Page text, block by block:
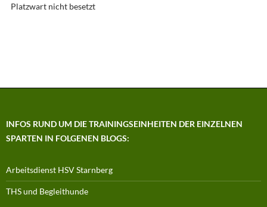
Platzwart nicht besetzt
INFOS RUND UM DIE TRAININGSEINHEITEN DER EINZELNEN
SPARTEN IN FOLGENEN BLOGS:
Arbeitsdienst HSV Starnberg
THS und Begleithunde